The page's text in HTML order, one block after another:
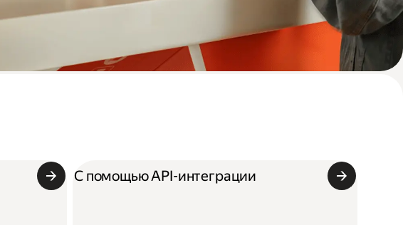
С помощью API-интеграции